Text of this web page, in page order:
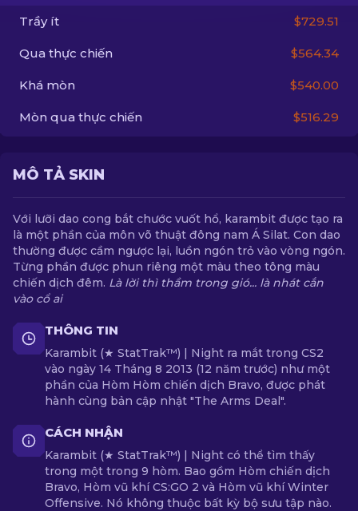
VI
Trầy ít $729.51
Qua thực chiến $564.34
Khá mòn $540.00
Mòn qua thực chiến $516.29
MÔ TẢ SKIN
Với lưỡi dao cong bắt chước vuốt hổ, karambit được tạo ra
là một phần của môn võ thuật đông nam Á Silat. Con dao
thường được cầm ngược lại, luồn ngón trỏ vào vòng ngón.
Từng phần được phun riêng một màu theo tông màu
chiến dịch đêm. Là lời thì thầm trong gió... là nhát cắn
vào cổ ai
THÔNG TIN
Karambit (★ StatTrak™) | Night ra mắt trong CS2
vào ngày 14 Tháng 8 2013 (12 năm trước) như một
phần của Hòm Hòm chiến dịch Bravo, được phát
hành cùng bản cập nhật "The Arms Deal".
CÁCH NHẬN
Karambit (★ StatTrak™) | Night có thể tìm thấy
trong một trong 9 hòm. Bao gồm Hòm chiến dịch
Bravo, Hòm vũ khí CS:GO 2 và Hòm vũ khí Winter
Offensive. Nó không thuộc bất kỳ bộ sưu tập nào.